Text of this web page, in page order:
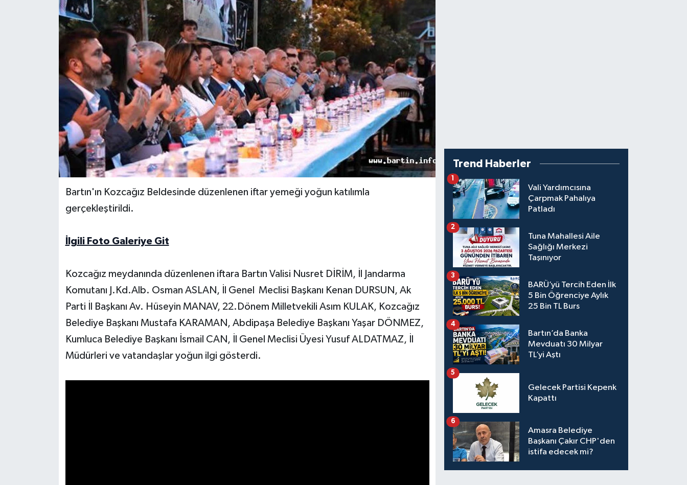
Bartın'ın Kozcağız Beldesinde düzenlenen iftar yemeği yoğun katılımla
gerçekleştirildi.
İlgili Foto Galeriye Git
Kozcağız meydanında düzenlenen iftara Bartın Valisi Nusret DİRİM, İl Jandarma
Komutanı J.Kd.Alb. Osman ASLAN, İl Genel Meclisi Başkanı Kenan DURSUN, Ak
Parti İl Başkanı Av. Hüseyin MANAV, 22.Dönem Milletvekili Asım KULAK, Kozcağız
Belediye Başkanı Mustafa KARAMAN, Abdipaşa Belediye Başkanı Yaşar DÖNMEZ,
Kumluca Belediye Başkanı İsmail CAN, İl Genel Meclisi Üyesi Yusuf ALDATMAZ, İl
Müdürleri ve vatandaşlar yoğun ilgi gösterdi.
Trend Haberler
Vali Yardımcısına
Çarpmak Pahalıya
Patladı
1
Tuna Mahallesi Aile
Sağlığı Merkezi
Taşınıyor
2
BARÜ’yü Tercih Eden İlk
5 Bin Öğrenciye Aylık
25 Bin TL Burs
3
Bartın’da Banka
Mevduatı 30 Milyar
TL’yi Aştı
4
Gelecek Partisi Kepenk
Kapattı
5
Amasra Belediye
Başkanı Çakır CHP'den
istifa edecek mi?
6
Sivil Toplum